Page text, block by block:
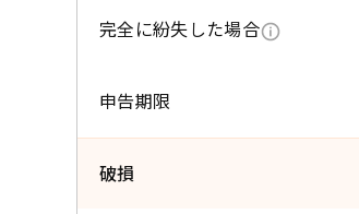
完全に紛失した場合
申告期限
破損